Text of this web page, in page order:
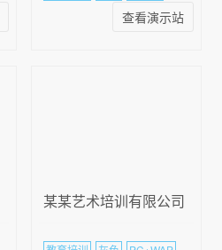
查看演示站
某某艺术培训有限公司